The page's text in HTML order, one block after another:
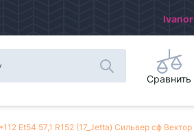
Ivanor
Сравнить
Et54 57,1 R152 (17_Jetta) Сильвер сф Вектор